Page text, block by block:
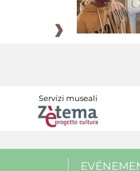
Servizi museali